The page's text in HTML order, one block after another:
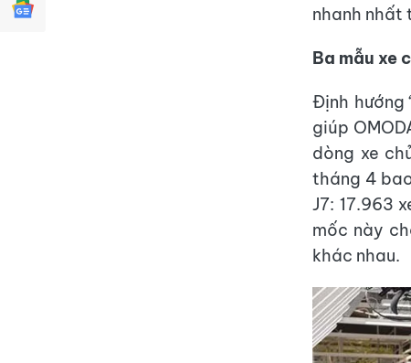
nhanh nhất
Ba mẫu xe
Định hướng
giúp
dòng xe
tháng 4 bao
J7: 17.963
mốc này
khác nhau.